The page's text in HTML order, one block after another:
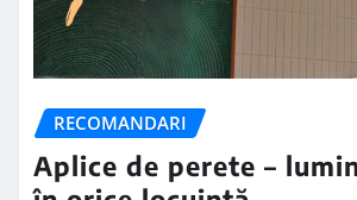
RECOMANDARI
Aplice de perete –